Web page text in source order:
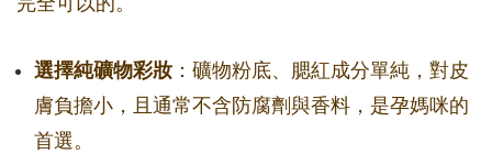
選擇純礦物彩妝 ：礦物粉底、腮紅成分單純，對皮
膚負擔小，且通常不含防腐劑與香料，是孕媽咪的
首選。